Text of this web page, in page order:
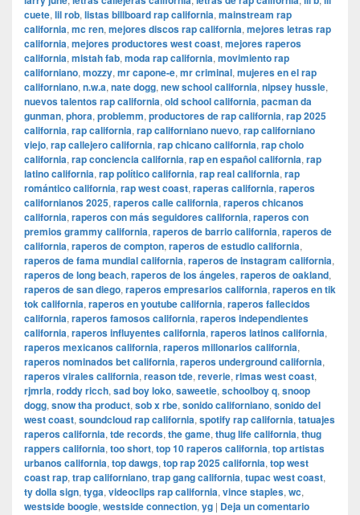
cuete, lil rob, listas billboard rap california, mainstream rap
california, mc ren, mejores discos rap california, mejores letras rap
california, mejores productores west coast, mejores raperos
california, mistah fab, moda rap california, movimiento rap
californiano, mozzy, mr capone-e, mr criminal, mujeres en el rap
californiano, n.w.a, nate dogg, new school california, nipsey hussle,
nuevos talentos rap california, old school california, pacman da
gunman, phora, problemm, productores de rap california, rap 2025
california, rap california, rap californiano nuevo, rap californiano
viejo, rap callejero california, rap chicano california, rap cholo
california, rap conciencia california, rap en español california, rap
latino california, rap político california, rap real california, rap
romántico california, rap west coast, raperas california, raperos
californianos 2025, raperos calle california, raperos chicanos
california, raperos con más seguidores california, raperos con
premios grammy california, raperos de barrio california, raperos de
california, raperos de compton, raperos de estudio california,
raperos de fama mundial california, raperos de instagram california,
raperos de long beach, raperos de los ángeles, raperos de oakland,
raperos de san diego, raperos empresarios california, raperos en tik
tok california, raperos en youtube california, raperos fallecidos
california, raperos famosos california, raperos independientes
california, raperos influyentes california, raperos latinos california,
raperos mexicanos california, raperos millonarios california,
raperos nominados bet california, raperos underground california,
raperos virales california, reason tde, reverie, rimas west coast,
rjmrla, roddy ricch, sad boy loko, saweetie, schoolboy q, snoop
dogg, snow tha product, sob x rbe, sonido californiano, sonido del
west coast, soundcloud rap california, spotify rap california, tatuajes
raperos california, tde records, the game, thug life california, thug
rappers california, too short, top 10 raperos california, top artistas
urbanos california, top dawgs, top rap 2025 california, top west
coast rap, trap californiano, trap gang california, tupac west coast,
ty dolla sign, tyga, videoclips rap california, vince staples, wc,
westside boogie, westside connection, yg | Deja un comentario